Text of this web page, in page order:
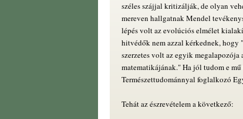
széles szájjal kritizálják, de olyan
mereven hallgatnak Mendel
lépés volt az evolúciós elmélet
hitvédők nem azzal kérkednek,
szerzetes volt az egyik
matematikájának." Ha jól tudom e
Természettudománnyal foglalkozó
Tehát az észrevételem a következő: